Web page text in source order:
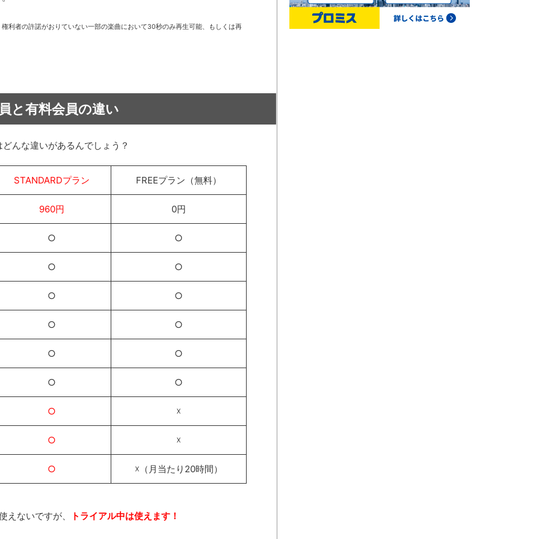
利者の許諾がおりていない一部の楽曲において30秒のみ再生可能、もしくは再
と有料会員の違い
んな違いがあるんでしょう？
STANDARDプラン FREEプラン（無料）
960円 0円
○ ○
○ ○
○ ○
○ ○
○ ○
○ ○
○ ☓
○ ☓
○ ☓（月当たり20時間）
えないですが、 トライアル中は使えます！